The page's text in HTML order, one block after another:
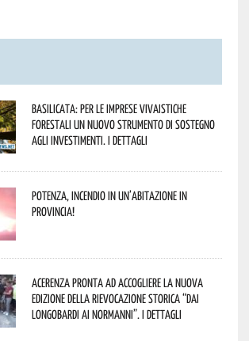
Basilicata: per le imprese vivaistiche
forestali un nuovo strumento di sostegno
agli investimenti. I dettagli
Potenza, incendio in un’abitazione in
provincia!
Acerenza pronta ad accogliere la nuova
edizione della rievocazione storica “Dai
Longobardi ai Normanni”. I dettagli